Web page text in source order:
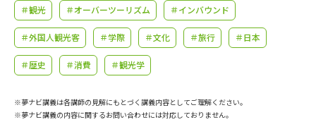
大学で学びたい学問発見
学問のミニ講義「夢ナビ講義」
学問の教科書 夢ナビライブ
＃観光 ＃オーバーツーリズム ＃インバウンド
＃外国人観光客 ＃学際 ＃文化 ＃旅行 ＃日本
＃歴史 ＃消費 ＃観光学
※夢ナビ講義は各講師の見解にもとづく講義内容としてご理解ください。
※夢ナビ講義の内容に関するお問い合わせには対応しておりません。